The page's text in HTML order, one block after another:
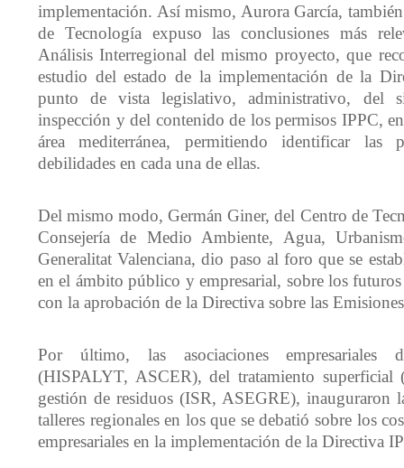
implementación. Así mismo, Aurora García,
de Tecnología expuso las conclusiones más
Análisis Interregional del mismo proyecto, que
estudio del estado de la implementación de la
punto de vista legislativo, administrativo, del
inspección y del contenido de los permisos IPPC,
área mediterránea, permitiendo identificar las
debilidades en cada una de ellas.
Del mismo modo, Germán Giner, del Centro de
Consejería de Medio Ambiente, Agua,
Generalitat Valenciana, dio paso al foro que se
en el ámbito público y empresarial, sobre los futuros
con la aprobación de la Directiva sobre las
Por último, las asociaciones empresariales
(HISPALYT, ASCER), del tratamiento
gestión de residuos (ISR, ASEGRE), inauguraron
talleres regionales en los que se debatió sobre los
empresariales en la implementación de la Directiva